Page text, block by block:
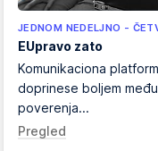
JEDNOM NEDELJNO -
EUpravo zato
Komunikaciona
doprinese boljem
poverenja...
Pregled